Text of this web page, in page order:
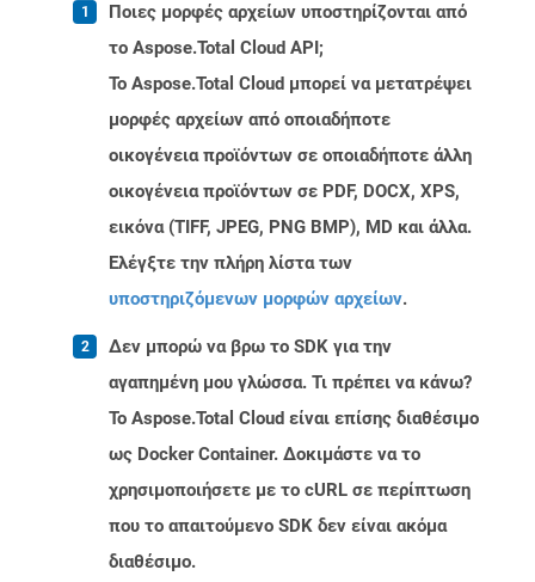
Ποιες μορφές αρχείων υποστηρίζονται από
το Aspose.Total Cloud API;
Το Aspose.Total Cloud μπορεί να μετατρέψει
μορφές αρχείων από οποιαδήποτε
οικογένεια προϊόντων σε οποιαδήποτε άλλη
οικογένεια προϊόντων σε PDF, DOCX, XPS,
εικόνα (TIFF, JPEG, PNG BMP), MD και άλλα.
Ελέγξτε την πλήρη λίστα των
υποστηριζόμενων μορφών αρχείων.
Δεν μπορώ να βρω το SDK για την
αγαπημένη μου γλώσσα. Τι πρέπει να κάνω?
Το Aspose.Total Cloud είναι επίσης διαθέσιμο
ως Docker Container. Δοκιμάστε να το
χρησιμοποιήσετε με το cURL σε περίπτωση
που το απαιτούμενο SDK δεν είναι ακόμα
διαθέσιμο.